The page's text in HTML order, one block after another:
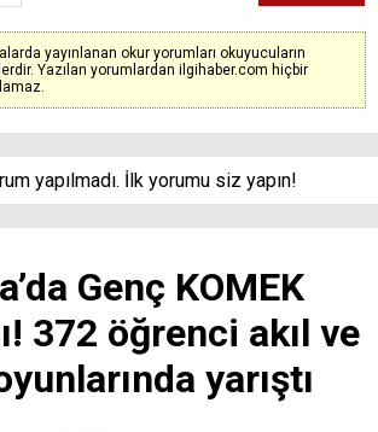
yayınlanan okur yorumları okuyucuların
Yazılan yorumlardan ilgihaber.com hiçbir
yapılmadı. İlk yorumu siz yapın!
Genç KOMEK
372 öğrenci akıl ve
yarıştı